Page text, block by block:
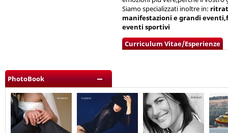
Siamo specializzati inoltre in:
manifestazioni e grandi
eventi sportivi
Curriculum Vitae/Esperienze
PhotoBook